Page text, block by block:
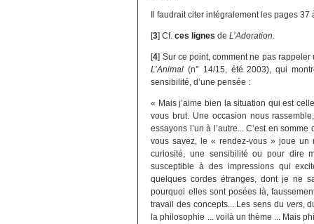
Il faudrait citer intégralement les pages
[3]Cf.ces lignes deL’Adoration.
[4] Sur ce point, comment ne pas
L’Animal(n° 14/15, été 2003), qui
sensibilité, d’une pensée :
« Mais j’aime bien la situation qui est
vous brut. Une occasion nous
essayons l’un à l’autre... C’est en
vous savez, le « rendez-vous » joue un
curiosité, une sensibilité ou pour dire
susceptible à des impressions qui
quelques cordes étranges, dont je ne
pourquoi elles sont posées là,
travail des concepts... Les sens du vers,
la philosophie ... voilà un thème ... Mais